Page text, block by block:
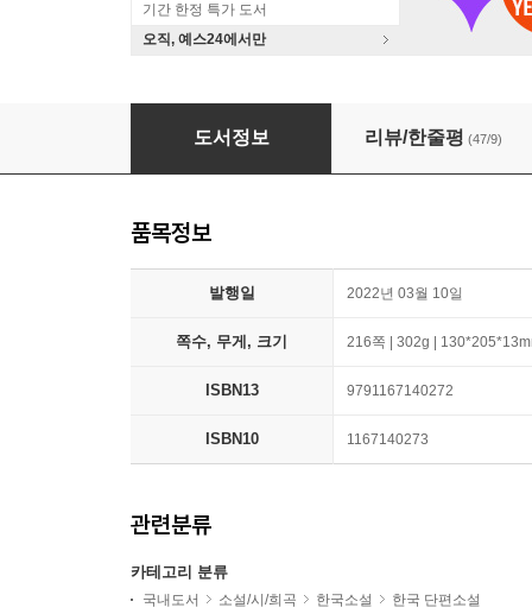
기간 한정 특가 도서
오직, 예스24에서만
코스트 베니핏
도서정보 리뷰/한줄평 (47/9)
품목정보
발행일 2022년 03월 10일
쪽수, 무게, 크기 216쪽 | 302g |
ISBN13 9791167140272
ISBN10 1167140273
관련분류
카테고리 분류
국내도서 소설/시/희곡 한국소설 한국 단편소설